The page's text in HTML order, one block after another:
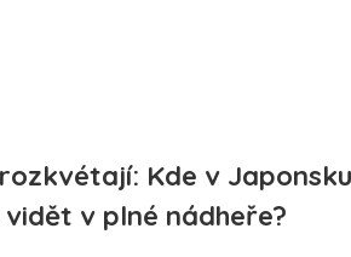
Kde v
v plné nádheře?